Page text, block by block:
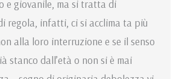
e giovanile, ma si tratta di
regola, infatti, ci si acclima­ ta più
alla loro interruzione e se il senso
stanco dall’età o non si è mai